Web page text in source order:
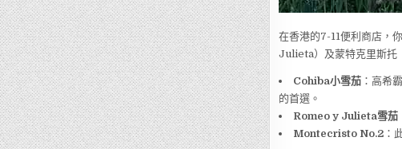
在香港的7-11便利商店，
Julieta）及蒙特克里斯托
Cohiba小雪茄：高希
的首選。
Romeo y Julieta雪茄
Montecristo No.2：